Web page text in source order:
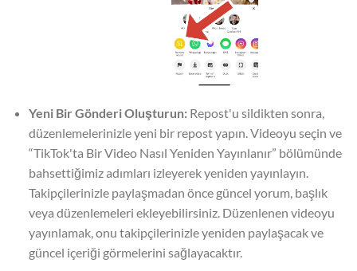
Yeni Bir Gönderi Oluşturun:Repost'u sildikten sonra,
düzenlemelerinizle yeni bir repost yapın. Videoyu seçin ve
“TikTok'ta Bir Video Nasıl Yeniden Yayınlanır” bölümünde
bahsettiğimiz adımları izleyerek yeniden yayınlayın.
Takipçilerinizle paylaşmadan önce güncel yorum, başlık
veya düzenlemeleri ekleyebilirsiniz. Düzenlenen videoyu
yayınlamak, onu takipçilerinizle yeniden paylaşacak ve
güncel içeriği görmelerini sağlayacaktır.